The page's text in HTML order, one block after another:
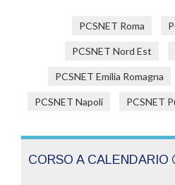
PCSNET Roma
PCSNET Nord Est
PCSNET Emilia Romagna
PCSNET Napoli PCSNET
CORSO A CALENDARIO